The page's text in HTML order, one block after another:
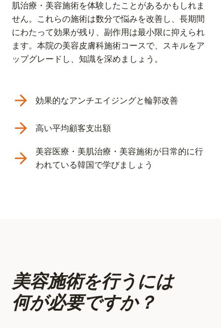
肌治療・美容施術を体験したことがあるかもしれま
せん。これらの施術は数分で悩みを改善し、長期間
にわたって効果が残り、副作用は最小限に抑えられ
ます。本院の美容皮膚科施術コースで、スキルをア
ップグレードし、知識を深めましょう。
効果的なアンチエイジングと輪郭改善
高い平均顧客支出額
美容医療・美肌治療・美容施術が日常的に行
われている韓国で学びましょう
美容施術を行うには
何が必要ですか？